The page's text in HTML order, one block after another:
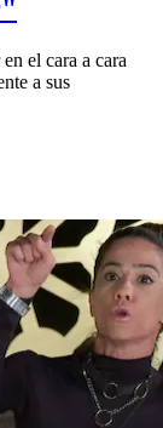
el cara a cara
a sus